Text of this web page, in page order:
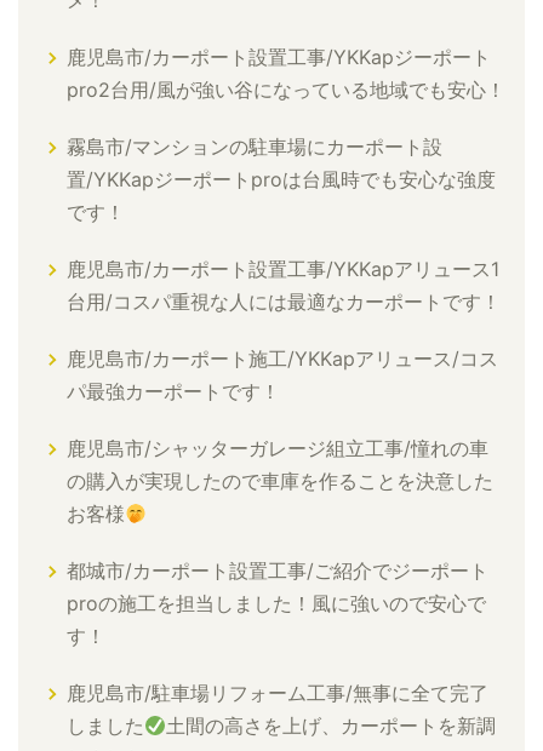
鹿児島市/カーポート設置工事/YKKapジーポート
pro2台用/風が強い谷になっている地域でも安心！
霧島市/マンションの駐車場にカーポート設
置/YKKapジーポートproは台風時でも安心な強度
です！
鹿児島市/カーポート設置工事/YKKapアリュース1
台用/コスパ重視な人には最適なカーポートです！
鹿児島市/カーポート施工/YKKapアリュース/コス
パ最強カーポートです！
鹿児島市/シャッターガレージ組立工事/憧れの車
の購入が実現したので車庫を作ることを決意した
お客様
都城市/カーポート設置工事/ご紹介でジーポート
proの施工を担当しました！風に強いので安心で
す！
鹿児島市/駐車場リフォーム工事/無事に全て完了
しました
土間の高さを上げ、カーポートを新調